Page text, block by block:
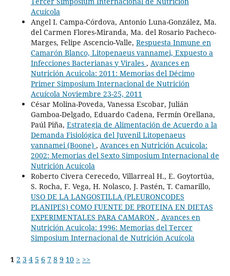
Acuícola
Angel I. Campa-Córdova, Antonio Luna-González, Ma.
del Carmen Flores-Miranda, Ma. del Rosario Pacheco-
Marges, Felipe Ascencio-Valle, Respuesta Inmune en
Camarón Blanco, Litopenaeus vannamei, Expuesto a
Infecciones Bacterianas y Virales , Avances en
Nutrición Acuicola: 2011: Memorias del Décimo
Primer Simposium Internacional de Nutrición
Acuícola Noviembre 23-25, 2011
César Molina-Poveda, Vanessa Escobar, Julián
Gamboa-Delgado, Eduardo Cadena, Fermín Orellana,
Paúl Piña, Estrategia de Alimentación de Acuerdo a la
Demanda Fisiológica del Juvenil Litopenaeus
vannamei (Boone) , Avances en Nutrición Acuicola:
2002: Memorias del Sexto Simposium Internacional de
Nutrición Acuícola
Roberto Civera Cerecedo, Villarreal H., E. Goytortúa,
S. Rocha, F. Vega, H. Nolasco, J. Pastén, T. Camarillo,
USO DE LA LANGOSTILLA (PLEURONCODES
PLANIPES) COMO FUENTE DE PROTEINA EN DIETAS
EXPERIMENTALES PARA CAMARON , Avances en
Nutrición Acuicola: 1996: Memorias del Tercer
Simposium Internacional de Nutrición Acuícola
1 2 3 4 5 6 7 8 9 10 > >>